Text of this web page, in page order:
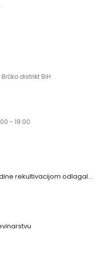
distrikt BiH
- 19:00
Zaštita životne sredine rekultivacijom odlagališta